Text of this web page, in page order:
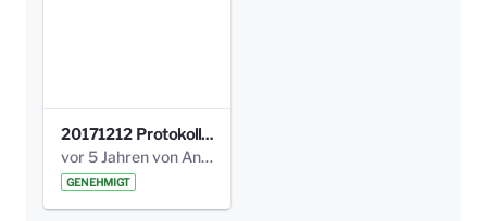
20171212 Protokoll-Klettergerüst-3b-neu-.pdf
vor 5 Jahren von Anni Schlumberger
GENEHMIGT